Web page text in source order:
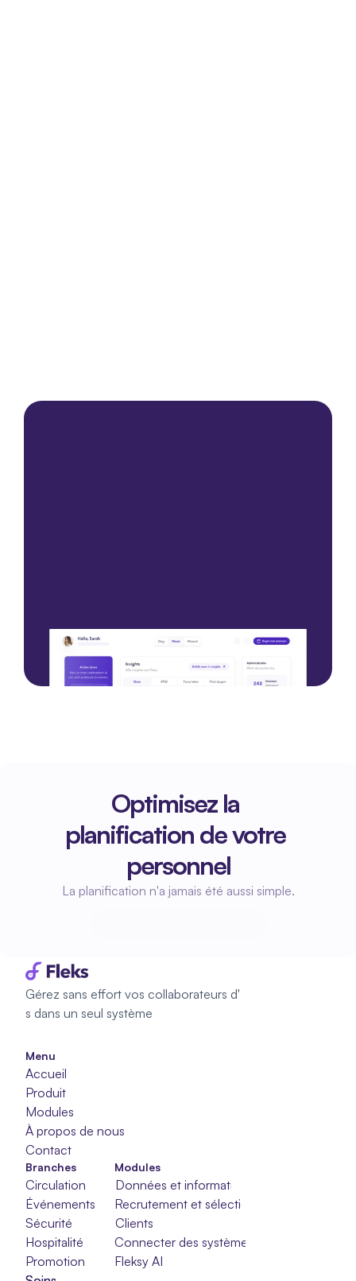
Optimisez la
planification de votre
personnel
La planification n'a jamais été aussi simple.
Gérez sans effort vos collaborateurs d'
s dans un seul système
Menu
Accueil
Produit
Modules
À propos de nous
Contact
Modules
Données et informations
Recrutement et sélection
Clients
Connecter des systèmes
Fleksy AI
Branches
Circulation
Événements
Sécurité
Hospitalité
Promotion